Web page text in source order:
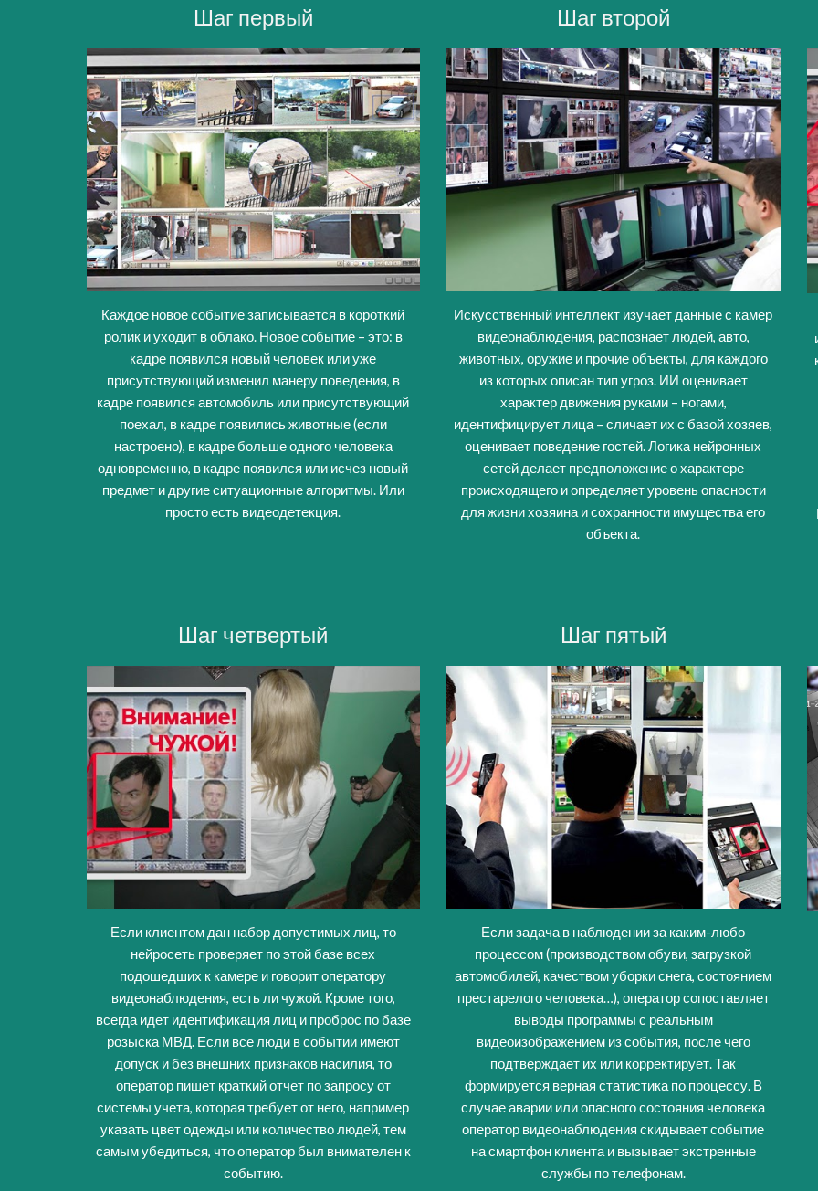
Шаг первый
Каждое новое событие записывается в короткий
ролик и уходит в облако. Новое событие – это: в
кадре появился новый человек или уже
присутствующий изменил манеру поведения, в
кадре появился автомобиль или присутствующий
поехал, в кадре появились животные (если
настроено), в кадре больше одного человека
одновременно, в кадре появился или исчез новый
предмет и другие ситуационные алгоритмы. Или
просто есть видеодетекция.
Шаг второй
Искусственный интеллект изучает данные с камер
видеонаблюдения, распознает людей, авто,
животных, оружие и прочие объекты, для каждого
из которых описан тип угроз. ИИ оценивает
характер движения руками – ногами,
идентифицирует лица – сличает их с базой хозяев,
оценивает поведение гостей. Логика нейронных
сетей делает предположение о характере
происходящего и определяет уровень опасности
для жизни хозяина и сохранности имущества его
объекта.
Шаг четвертый
Если клиентом дан набор допустимых лиц, то
нейросеть проверяет по этой базе всех
подошедших к камере и говорит оператору
видеонаблюдения, есть ли чужой. Кроме того,
всегда идет идентификация лиц и проброс по базе
розыска МВД. Если все люди в событии имеют
допуск и без внешних признаков насилия, то
оператор пишет краткий отчет по запросу от
системы учета, которая требует от него, например
указать цвет одежды или количество людей, тем
самым убедиться, что оператор был внимателен к
событию.
Шаг пятый
Если задача в наблюдении за каким-любо
процессом (производством обуви, загрузкой
автомобилей, качеством уборки снега, состоянием
престарелого человека…), оператор сопоставляет
выводы программы с реальным
видеоизображением из события, после чего
подтверждает их или корректирует. Так
формируется верная статистика по процессу. В
случае аварии или опасного состояния человека
оператор видеонаблюдения скидывает событие
на смартфон клиента и вызывает экстренные
службы по телефонам.